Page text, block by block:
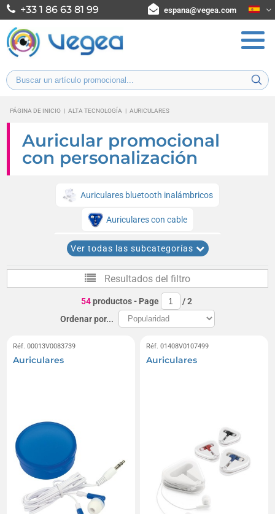
+33 1 86 63 81 99 espana@vegea.com
PÁGINA DE INICIO | ALTA TECNOLOGÍA | AURICULARES
Auricular promocional
con personalización
Auriculares bluetooth inalámbricos
Auriculares con cable
Auriculares con cancelación de ruido
Auriculares ecológicos
Ver todas las subcategorías
Resultados del filtro
54productos- Page /2
Ordenar por...
Réf. 00013V0083739
Auriculares
Réf. 01408V0107499
Auriculares